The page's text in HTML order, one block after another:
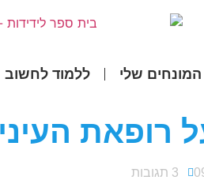
המונחים שלי ללמוד לחשוב
רופאת
3 תגובות